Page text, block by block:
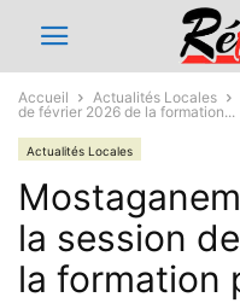
Accueil Actualités Locales
de février 2026 de la formation...
Actualités Locales
la session
la formation